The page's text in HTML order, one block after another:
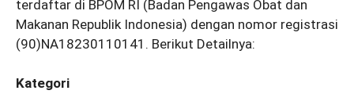
terdaftar di BPOM RI (Badan Pengawas Obat dan
Makanan Republik Indonesia) dengan nomor registrasi
(90)NA18230110141. Berikut Detailnya:
Kategori